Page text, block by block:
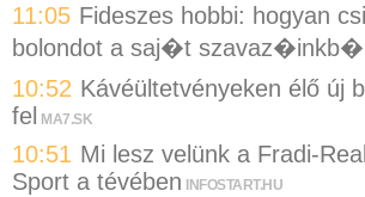
11:05 Fideszes hobbi: hogyan
bolondot a saj�t szavaz�inkb�l
10:52 Kávéültetvényeken élő új
fel MA7.SK
10:51 Mi lesz velünk a Fradi-
Sport a tévében
INFOSTART.HU